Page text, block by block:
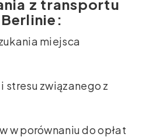
z transportu
miejsca
stresu związanego z
w porównaniu do opłat